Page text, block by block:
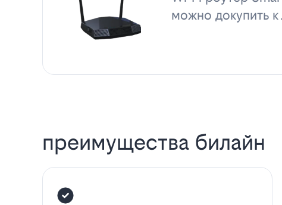
можно докупить
преимущества билайн